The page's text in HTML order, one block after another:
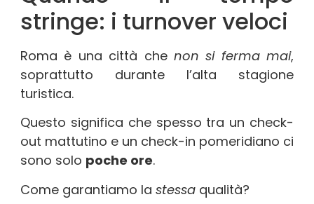
stringe: i turnover veloci
Roma è una città che non si ferma mai,
soprattutto durante l’alta stagione
turistica.
Questo significa che spesso tra un check-
out mattutino e un check-in pomeridiano ci
sono solo poche ore.
Come garantiamo la stessa qualità?